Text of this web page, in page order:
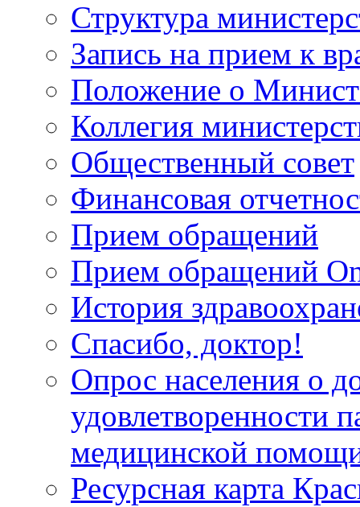
Структура
Запись на прием к
Положение о
Коллегия
Общественный совет
Финансовая
Прием обращений
Прием обращений
История
Спасибо, доктор!
Опрос населения о
удовлетворенности
медицинской
Ресурсная карта